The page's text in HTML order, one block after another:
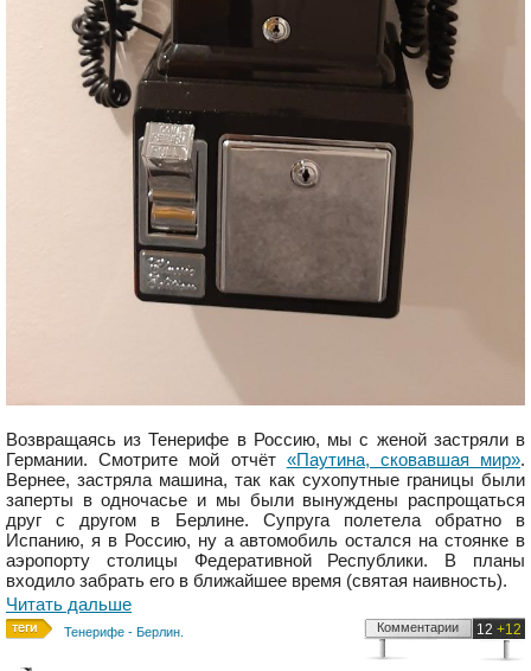
Возвращаясь из Тенерифе в Россию, мы с женой застряли в
Германии. Смотрите мой отчёт «Паутина, сковавшая мир».
Вернее, застряла машина, так как сухопутные границы были
заперты в одночасье и мы были вынуждены распрощаться
друг с другом в Берлине. Супруга полетела обратно в
Испанию, я в Россию, ну а автомобиль остался на стоянке в
аэропорту столицы Федеративной Республики. В планы
входило забрать его в ближайшее время (святая наивность).
Читать дальше
Тенерифе - Берлин. 12 +12
Комментарии